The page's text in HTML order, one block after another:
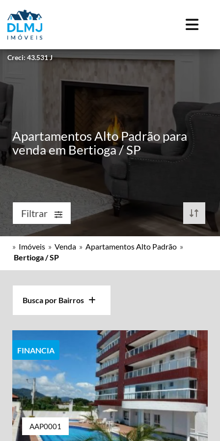
Creci: 43.531 J
Apartamentos Alto Padrão para
venda em Bertioga / SP
Filtrar
» Imóveis » Venda » Apartamentos Alto Padrão »
Bertioga / SP
Busca por Bairros
FINANCIA
AAP0001